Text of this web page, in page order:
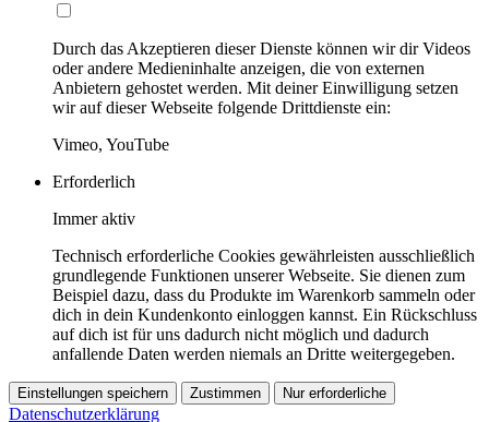
Durch das Akzeptieren dieser Dienste können wir dir Videos
oder andere Medieninhalte anzeigen, die von externen
Anbietern gehostet werden. Mit deiner Einwilligung setzen
wir auf dieser Webseite folgende Drittdienste ein:
Vimeo, YouTube
Erforderlich
Immer aktiv
Technisch erforderliche Cookies gewährleisten ausschließlich
grundlegende Funktionen unserer Webseite. Sie dienen zum
Beispiel dazu, dass du Produkte im Warenkorb sammeln oder
dich in dein Kundenkonto einloggen kannst. Ein Rückschluss
auf dich ist für uns dadurch nicht möglich und dadurch
anfallende Daten werden niemals an Dritte weitergegeben.
Einstellungen speichern Zustimmen Nur erforderliche
Datenschutzerklärung